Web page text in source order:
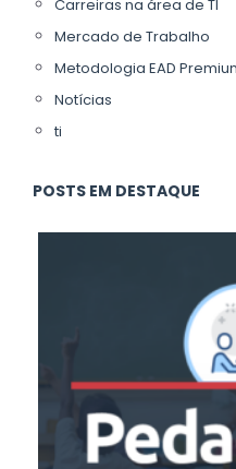
Carreiras na área de TI
Mercado de Trabalho
Metodologia EAD
Notícias
ti
POSTS EM DESTAQUE